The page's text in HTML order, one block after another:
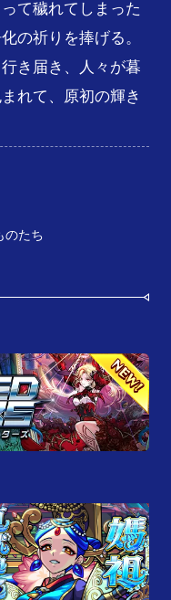
て穢れてしまった
の祈りを捧げる。
き届き、人々が暮
れて、原初の輝き
のたち